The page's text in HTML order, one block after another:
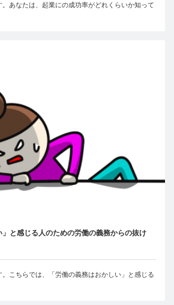
。あなたは、起業にの成功率がどれくらいか知って
」と感じる人のための労働の義務からの抜け
。こちらでは、「労働の義務はおかしい」と感じる